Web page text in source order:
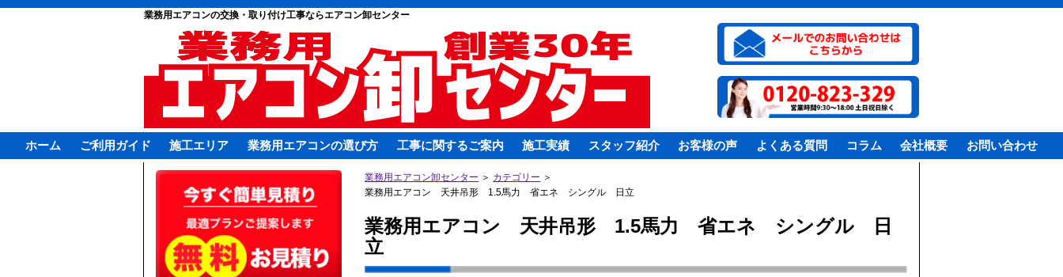
業務用エアコンの交換・取り付け工事ならエアコン卸センター
ホーム ご利用ガイド 施工エリア 業務用エアコンの選び方 工事に関するご案内 施工実績 スタッフ紹介 お客様の声 よくある質問 コラム 会社概要 お問い合わせ
業務用エアコン卸センター ＞ カテゴリー ＞
業務用エアコン 天井吊形 1.5馬力 省エネ シングル 日立
業務用エアコン 天井吊形 1.5馬力 省エネ シングル 日
立